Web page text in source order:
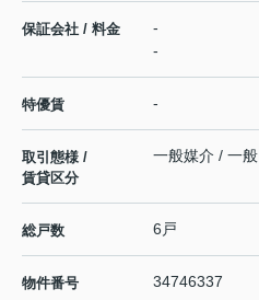
保証会社 / 料金
-
-
特優賃 -
取引態様 /
賃貸区分
一般媒介 / 一般
総戸数 6戸
物件番号 34746337